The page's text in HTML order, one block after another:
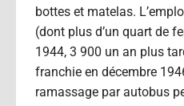
bottes et matelas.
(dont plus d’un quart de
1944, 3 900 un an plus
franchie en décembre
ramassage par autobus